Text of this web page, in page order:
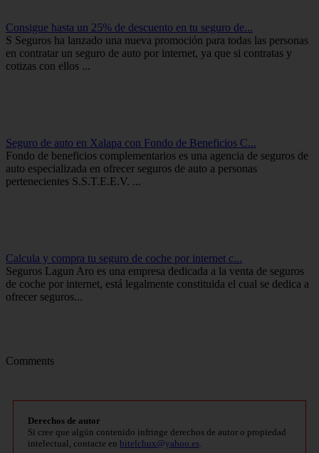
Consigue hasta un 25% de descuento en tu seguro de...
S Seguros ha lanzado una nueva promoción para todas las personas
en contratar un seguro de auto por internet, ya que si contratas y
cotizas con ellos ...
Seguro de auto en Xalapa con Fondo de Beneficios C...
Fondo de beneficios complementarios es una agencia de seguros de
auto especializada en ofrecer seguros de auto a personas
pertenecientes S.S.T.E.E.V. ...
Calcula y compra tu seguro de coche por internet c...
Seguros Lagun Aro es una empresa dedicada a la venta de seguros
de coche por internet, está legalmente constituida el cual se dedica a
ofrecer seguros...
Comments
Derechos de autor
Si cree que algún contenido infringe derechos de autor o propiedad
intelectual, contacte en bitelchux@yahoo.es